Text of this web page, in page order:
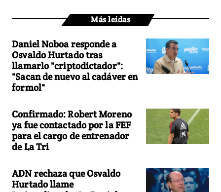
Más leídas
Daniel Noboa responde a
Osvaldo Hurtado tras
llamarlo "criptodictador":
"Sacan de nuevo al cadáver en
formol"
Confirmado: Robert Moreno
ya fue contactado por la FEF
para el cargo de entrenador
de La Tri
ADN rechaza que Osvaldo
Hurtado llame